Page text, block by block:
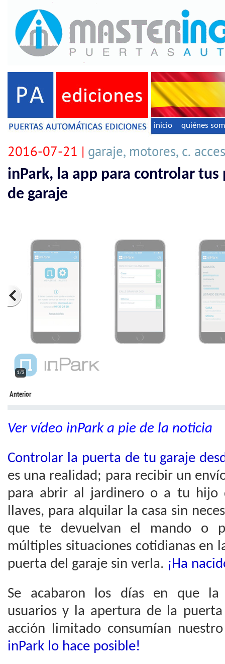
inicio quiénes
2016-07-21 | garaje, motores, c.
inPark, la app para controlar
de garaje
2/3
Anterior
Ver vídeo inPark a pie de la noticia
Controlar la puerta de tu garaje
es una realidad; para recibir un
para abrir al jardinero o a tu hijo
llaves, para alquilar la casa sin
que te devuelvan el mando o
múltiples situaciones cotidianas en
puerta del garaje sin verla. ¡Ha
Se acabaron los días en que la
usuarios y la apertura de la
acción limitado consumían
inPark lo hace posible!